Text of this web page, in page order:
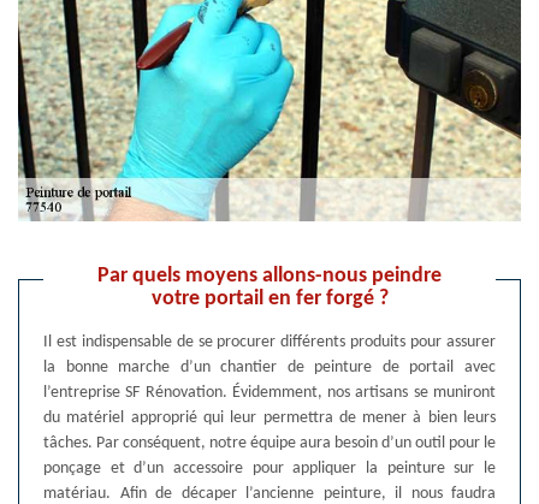
Par quels moyens allons-nous peindre
votre portail en fer forgé ?
Il est indispensable de se procurer différents produits pour assurer
la bonne marche d’un chantier de peinture de portail avec
l’entreprise SF Rénovation. Évidemment, nos artisans se muniront
du matériel approprié qui leur permettra de mener à bien leurs
tâches. Par conséquent, notre équipe aura besoin d’un outil pour le
ponçage et d’un accessoire pour appliquer la peinture sur le
matériau. Afin de décaper l’ancienne peinture, il nous faudra